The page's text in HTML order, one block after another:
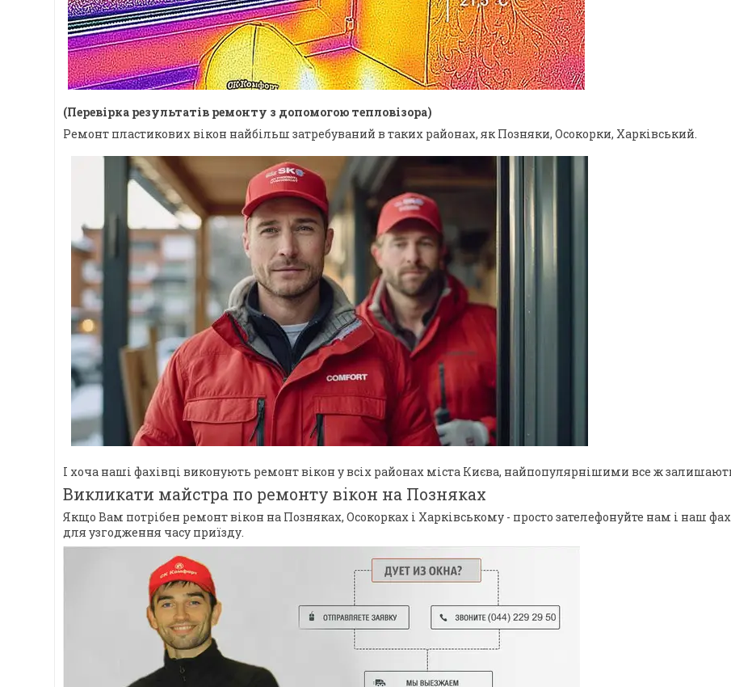
(Перевірка результатів ремонту з допомогою тепловізора)
Ремонт пластикових вікон найбільш затребуваний в таких районах, як Позняки, Осокорки, Харківський.
І хоча наші фахівці виконують ремонт вікон у всіх районах міста Києва, найпопулярнішими все ж
Викликати майстра по ремонту вікон на Позняках
Якщо Вам потрібен ремонт вікон на Позняках, Осокорках і Харківському - просто зателефонуйте нам і наш
для узгодження часу приїзду.